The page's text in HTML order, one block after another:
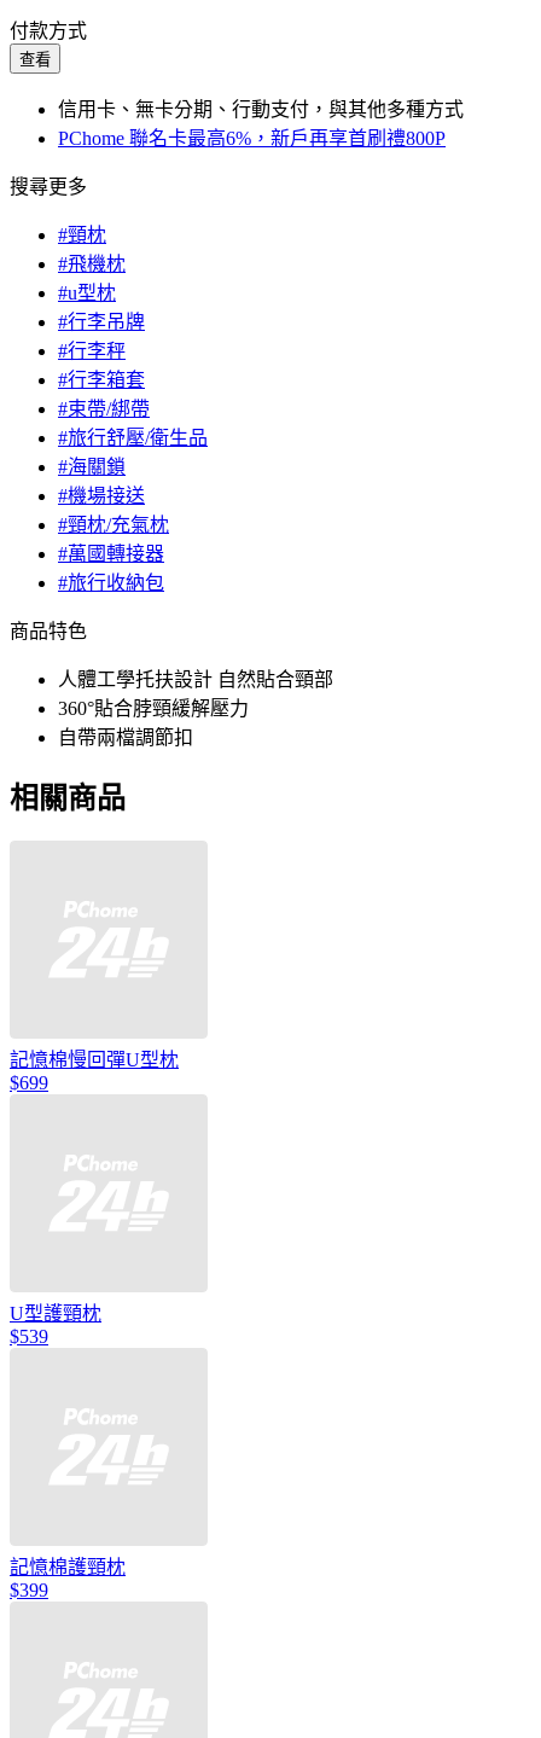
付款方式
查看
信用卡、無卡分期、行動支付，與其他多種方式
PChome 聯名卡最高6%，新戶再享首刷禮800P
搜尋更多
#頸枕
#飛機枕
#u型枕
#行李吊牌
#行李秤
#行李箱套
#束帶/綁帶
#旅行舒壓/衛生品
#海關鎖
#機場接送
#頸枕/充氣枕
#萬國轉接器
#旅行收納包
商品特色
人體工學托扶設計 自然貼合頸部
360°貼合脖頸緩解壓力
自帶兩檔調節扣
相關商品
記憶棉慢回彈U型枕
$699
U型護頸枕
$539
記憶棉護頸枕
$399